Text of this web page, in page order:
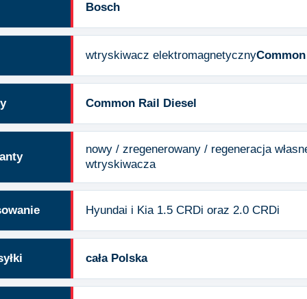
Bosch
wtryskiwacz elektromagnetyczny
Common Rail Diesel
nowy / zregenerowany / regeneracja
wtryskiwacza
Hyundai i Kia 1.5 CRDi oraz 2.0 CRDi
cała Polska